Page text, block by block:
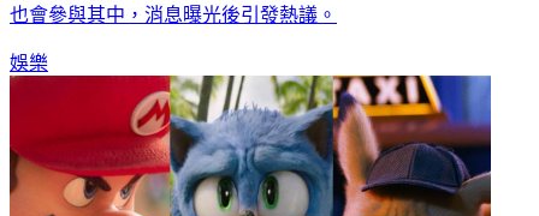
也會參與其中，消息曝光後引發熱議。
娛樂